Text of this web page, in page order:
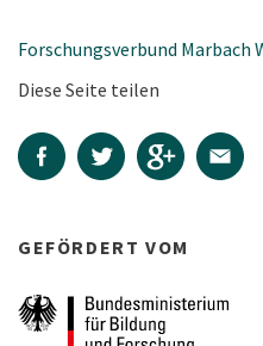
Forschungsverbund
Diese Seite teilen
GEFÖRDERT VOM